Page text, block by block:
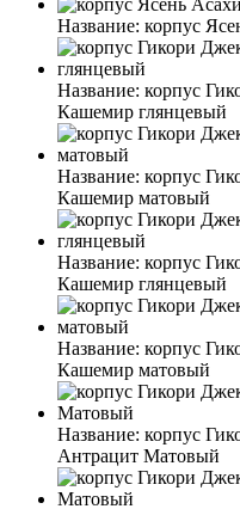
Название: корпус
Название: корпус
Кашемир глянцевый
Название: корпус
Кашемир матовый
Название: корпус
Кашемир глянцевый
Название: корпус
Кашемир матовый
Название: корпус
Антрацит Матовый